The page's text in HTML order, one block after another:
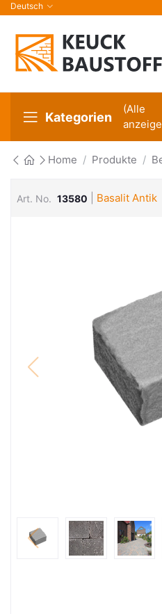
Deutsch
Kategorien
(Alle
Home Produkte
Art. No. 13580 Basalit Antik